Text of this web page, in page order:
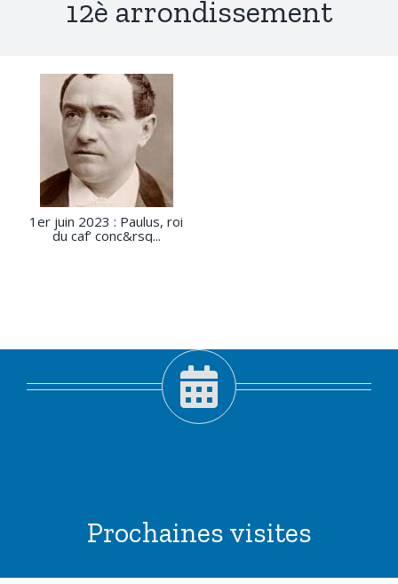
12è arrondissement
1er juin 2023 : Paulus, roi
du caf’ conc&rsq...
Prochaines visites